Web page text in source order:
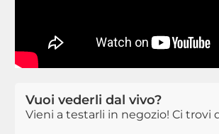
Vuoi vederli dal vivo?
Vieni a testarli in negozio! Ci trovi